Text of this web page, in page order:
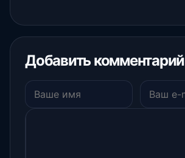
Добавить комментарий